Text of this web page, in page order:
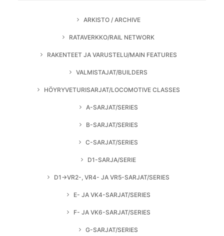
ARKISTO / ARCHIVE
RATAVERKKO/RAIL NETWORK
RAKENTEET JA VARUSTELU/MAIN FEATURES
VALMISTAJAT/BUILDERS
HÖYRYVETURISARJAT/LOCOMOTIVE CLASSES
A-SARJAT/SERIES
B-SARJAT/SERIES
C-SARJAT/SERIES
D1-SARJA/SERIE
D1→VR2-, VR4- JA VR5-SARJAT/SERIES
E- JA VK4-SARJAT/SERIES
F- JA VK6-SARJAT/SERIES
G-SARJAT/SERIES